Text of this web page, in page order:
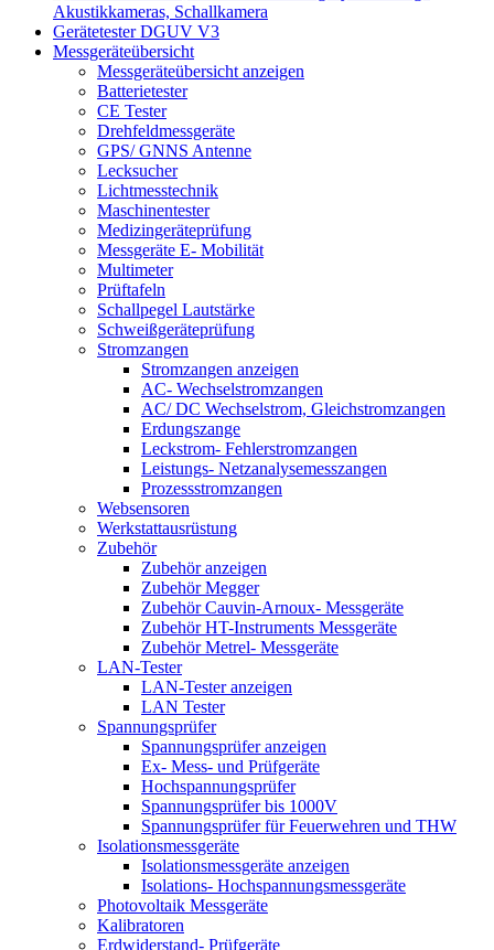
Akustikkameras, Schallkamera
Gerätetester DGUV V3
Messgeräteübersicht
Messgeräteübersicht anzeigen
Batterietester
CE Tester
Drehfeldmessgeräte
GPS/ GNNS Antenne
Lecksucher
Lichtmesstechnik
Maschinentester
Medizingeräteprüfung
Messgeräte E- Mobilität
Multimeter
Prüftafeln
Schallpegel Lautstärke
Schweißgeräteprüfung
Stromzangen
Stromzangen anzeigen
AC- Wechselstromzangen
AC/ DC Wechselstrom, Gleichstromzangen
Erdungszange
Leckstrom- Fehlerstromzangen
Leistungs- Netzanalysemesszangen
Prozessstromzangen
Websensoren
Werkstattausrüstung
Zubehör
Zubehör anzeigen
Zubehör Megger
Zubehör Cauvin-Arnoux- Messgeräte
Zubehör HT-Instruments Messgeräte
Zubehör Metrel- Messgeräte
LAN-Tester
LAN-Tester anzeigen
LAN Tester
Spannungsprüfer
Spannungsprüfer anzeigen
Ex- Mess- und Prüfgeräte
Hochspannungsprüfer
Spannungsprüfer bis 1000V
Spannungsprüfer für Feuerwehren und THW
Isolationsmessgeräte
Isolationsmessgeräte anzeigen
Isolations- Hochspannungsmessgeräte
Photovoltaik Messgeräte
Kalibratoren
Erdwiderstand- Prüfgeräte